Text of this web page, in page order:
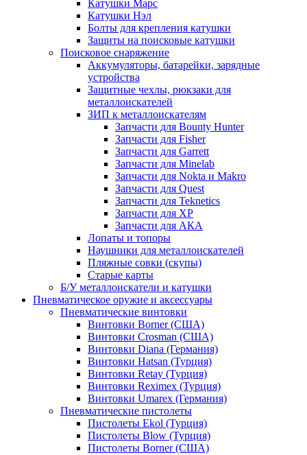
Катушки Марс
Катушки Нэл
Болты для крепления катушки
Защиты на поисковые катушки
Поисковое снаряжение
Аккумуляторы, батарейки, зарядные
устройства
Защитные чехлы, рюкзаки для
металлоискателей
ЗИП к металлоискателям
Запчасти для Bounty Hunter
Запчасти для Fisher
Запчасти для Garrett
Запчасти для Minelab
Запчасти для Nokta и Makro
Запчасти для Quest
Запчасти для Teknetics
Запчасти для XP
Запчасти для АКА
Лопаты и топоры
Наушники для металлоискателей
Пляжные совки (скупы)
Старые карты
Б/У металлоискатели и катушки
Пневматическое оружие и аксессуары
Пневматические винтовки
Винтовки Borner (США)
Винтовки Crosman (США)
Винтовки Diana (Германия)
Винтовки Hatsan (Турция)
Винтовки Retay (Турция)
Винтовки Reximex (Турция)
Винтовки Umarex (Германия)
Пневматические пистолеты
Пистолеты Ekol (Турция)
Пистолеты Blow (Турция)
Пистолеты Borner (США)